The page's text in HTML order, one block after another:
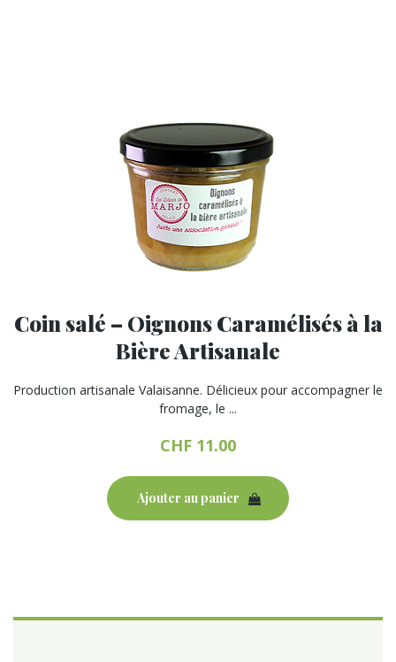
Coin salé – Oignons Caramélisés à la
Bière Artisanale
Production artisanale Valaisanne. Délicieux pour accompagner le
fromage, le ...
CHF 11.00
Ajouter au panier